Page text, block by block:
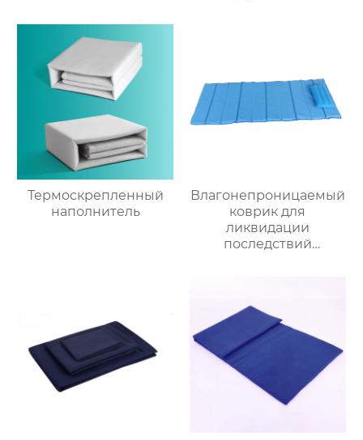
Термоскрепленный
наполнитель
Влагонепроницаемый
коврик для
ликвидации
последствий